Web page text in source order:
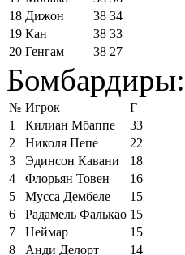
18 Дижон 38 34
19 Кан 38 33
20 Генгам 38 27
Бомбардиры:
№ Игрок
Г
1
Килиан Мбаппе
33
2
Николя Пепе
22
3
Эдинсон Кавани
18
4
Флорьян Товен
16
5
Мусса Дембеле
15
6
Радамель Фалькао 15
7
Неймар
15
8
Анди Делорт
14